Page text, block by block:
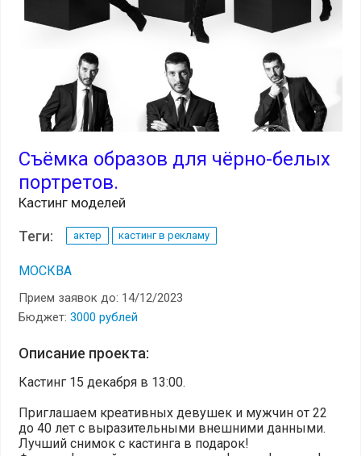
Съёмка образов для чёрно-белых
портретов.
Кастинг моделей
Теги: актер кастинг в рекламу
МОСКВА
Прием заявок до: 14/12/2023
Бюджет: 3000 рублей
Описание проекта:
Кастинг 15 декабря в 13:00.
Приглашаем креативных девушек и мужчин от 22
до 40 лет с выразительными внешними данными.
Лучший снимок с кастинга в подарок!